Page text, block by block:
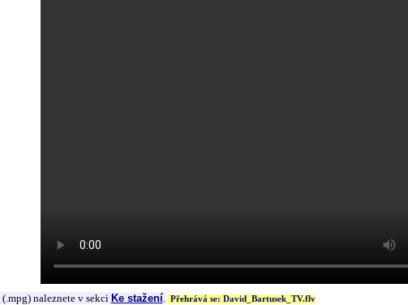
naleznete v sekci Ke stažení. Přehrává se: David_Bartusek_TV.flv